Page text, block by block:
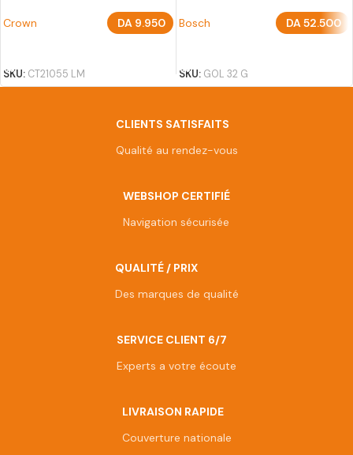
Crown DA 9.950
SKU: CT21055 LM
Bosch DA52.500
SKU: GOL 32 G
CLIENTS SATISFAITS
Qualité au rendez-vous
WEBSHOP CERTIFIÉ
Navigation sécurisée
QUALITÉ / PRIX
Des marques de qualité
SERVICE CLIENT 6/7
Experts a votre écoute
LIVRAISON RAPIDE
Couverture nationale